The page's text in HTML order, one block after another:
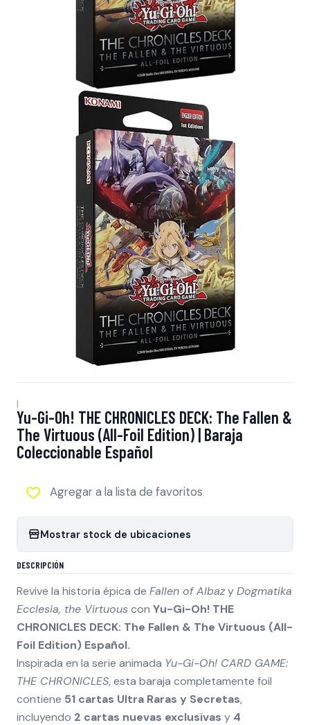
|
Yu-Gi-Oh! THE CHRONICLES DECK: The Fallen &
The Virtuous (All-Foil Edition) | Baraja
Coleccionable Español
Agregar a la lista de favoritos
Mostrar stock de ubicaciones
DESCRIPCIÓN
Revive la historia épica de Fallen of AlbazyDogmatika
Ecclesia, the Virtuouscon Yu-Gi-Oh! THE
CHRONICLES DECK: The Fallen & The Virtuous (All-
Foil Edition) Español.
Inspirada en la serie animada Yu-Gi-Oh! CARD GAME:
THE CHRONICLES, esta baraja completamente foil
contiene 51 cartas Ultra Raras y Secretas,
incluyendo 2 cartas nuevas exclusivas y 4